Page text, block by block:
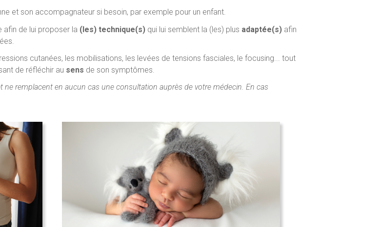
et son accompagnateur si besoin, par exemple pour un enfant.
afin de lui proposer la (les) technique(s) qui lui semblent la (les) plus adaptée(s) afin
cutanées, les mobilisations, les levées de tensions fasciales, le focusing... tout
de réfléchir au sens de son symptômes.
remplacent en aucun cas une consultation auprès de votre médecin. En cas